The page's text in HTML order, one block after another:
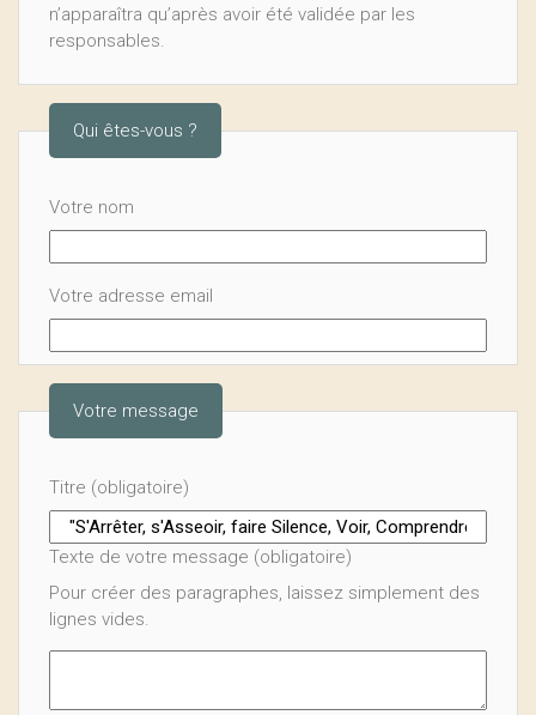
n’apparaîtra qu’après avoir été validée par les
responsables.
Qui êtes-vous ?
Votre nom
Votre adresse email
Votre message
Titre (obligatoire)
Texte de votre message (obligatoire)
Pour créer des paragraphes, laissez simplement des
lignes vides.